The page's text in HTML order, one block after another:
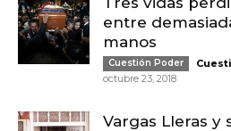
entre
manos
Cuestión Poder
octubre 23, 2018
Vargas Lleras y